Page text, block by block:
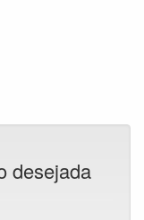
desejada